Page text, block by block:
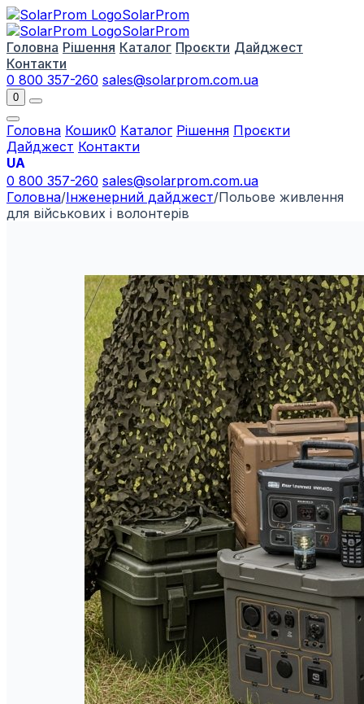
SolarProm
SolarProm
Головна Рішення Каталог Проєкти Дайджест
Контакти
0 800 357-260 sales@solarprom.com.ua
0
Головна Кошик0 Каталог Рішення Проєкти
Дайджест Контакти
UA
0 800 357-260 sales@solarprom.com.ua
Головна/Інженерний дайджест/Польове живлення
для військових і волонтерів